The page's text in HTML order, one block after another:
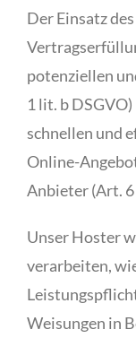
Der Einsatz
potenziellen
1 lit. b
schnellen und
Online-
Anbieter (Art. 6
Unser Hoster
verarbeiten,
Weisungen in